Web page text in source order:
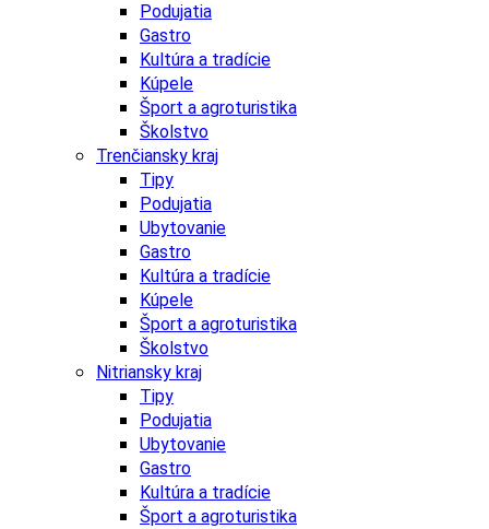
Podujatia
Gastro
Kultúra a tradície
Kúpele
Šport a agroturistika
Školstvo
Trenčiansky kraj
Tipy
Podujatia
Ubytovanie
Gastro
Kultúra a tradície
Kúpele
Šport a agroturistika
Školstvo
Nitriansky kraj
Tipy
Podujatia
Ubytovanie
Gastro
Kultúra a tradície
Šport a agroturistika